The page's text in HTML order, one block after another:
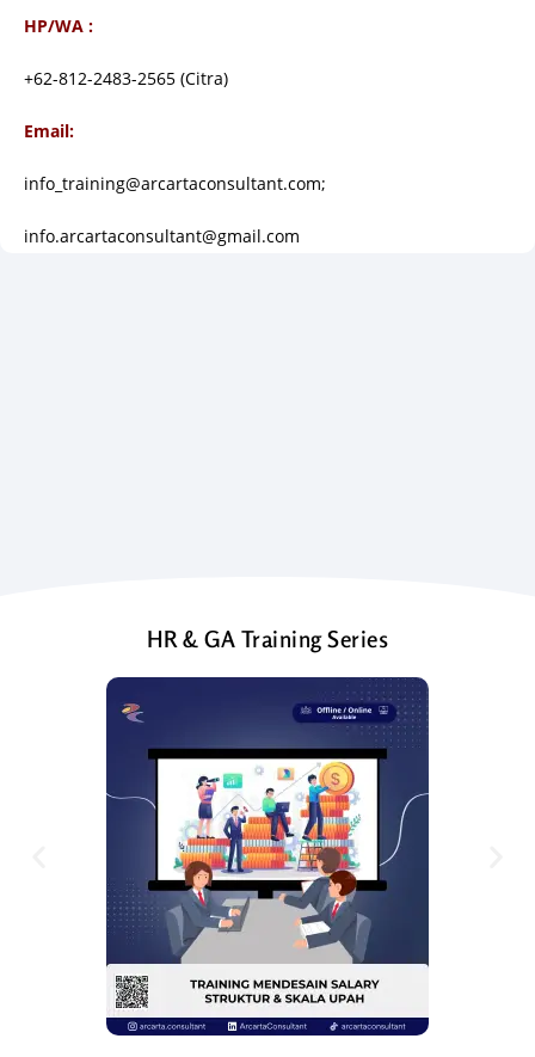
HP/WA :
+62-812-2483-2565 (Citra)
Email:
info_training@arcartaconsultant.com;
info.arcartaconsultant@gmail.com
HR & GA Training Series